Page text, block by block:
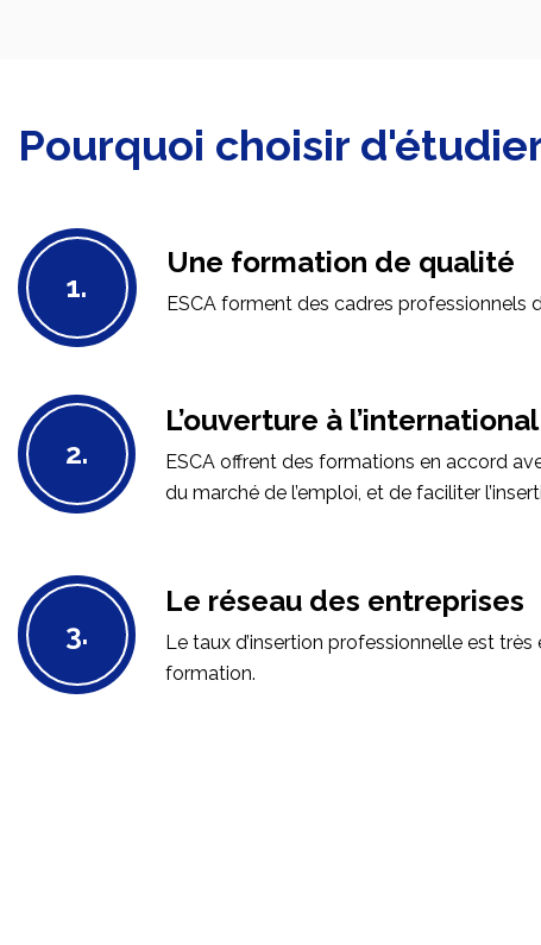
Pourquoi choisir d'étudier
1.
Une formation de qualité
ESCA forment des cadres professionnels
2.
L’ouverture à l’international
ESCA offrent des formations en accord
du marché de l’emploi, et de faciliter
3.
Le réseau des entreprises
Le taux d’insertion professionnelle est
formation.